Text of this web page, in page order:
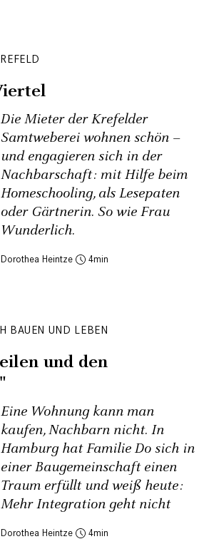
Die Mieter der Krefelder
Samtweberei wohnen schön –
und ­engagieren sich in der
Nachbarschaft: mit Hilfe beim
Homeschooling, als Lesepaten
oder Gärtnerin. So wie Frau
Wunderlich.
Dorothea Heintze 4
BAUEN UND LEBEN
und den
Eine Wohnung kann man
kaufen, Nachbarn nicht. In
Hamburg hat Familie Do sich in
einer Baugemeinschaft einen
Traum erfüllt und weiß heute:
Mehr Integration geht nicht
Dorothea Heintze 4